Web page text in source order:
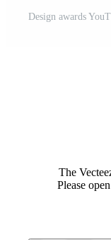
Design awards
The
Please